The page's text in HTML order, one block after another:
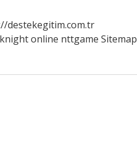
destekegitim.com.tr
knight online nttgame Sitemap